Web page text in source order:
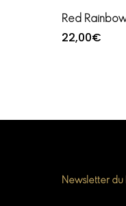
Red
22,00€
Newsletter du